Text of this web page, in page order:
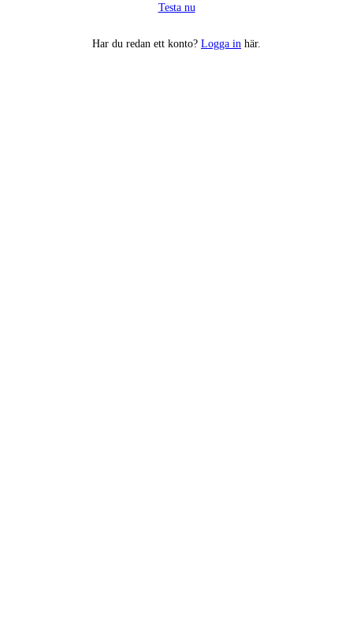
Testa nu
Har du redan ett konto? Logga in här.